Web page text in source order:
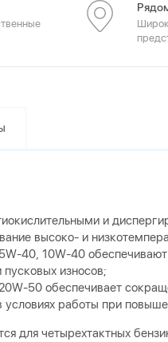
и
высоко- и
40, 10W-40
износов;
50 обеспечивает
условиях работы при
для четырехтактных